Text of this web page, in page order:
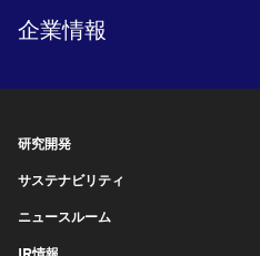
企業情報
研究開発
サステナビリティ
ニュースルーム
IR情報